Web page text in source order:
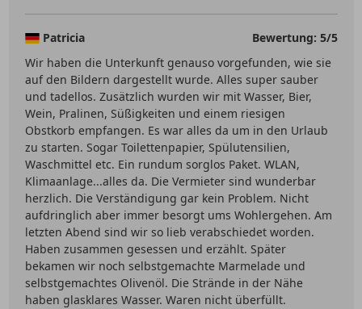
Patricia
Bewertung: 5/5
Wir haben die Unterkunft genauso vorgefunden, wie sie
auf den Bildern dargestellt wurde. Alles super sauber
und tadellos. Zusätzlich wurden wir mit Wasser, Bier,
Wein, Pralinen, Süßigkeiten und einem riesigen
Obstkorb empfangen. Es war alles da um in den Urlaub
zu starten. Sogar Toilettenpapier, Spülutensilien,
Waschmittel etc. Ein rundum sorglos Paket. WLAN,
Klimaanlage...alles da. Die Vermieter sind wunderbar
herzlich. Die Verständigung gar kein Problem. Nicht
aufdringlich aber immer besorgt ums Wohlergehen. Am
letzten Abend sind wir so lieb verabschiedet worden.
Haben zusammen gesessen und erzählt. Später
bekamen wir noch selbstgemachte Marmelade und
selbstgemachtes Olivenöl. Die Strände in der Nähe
haben glasklares Wasser. Waren nicht überfüllt.